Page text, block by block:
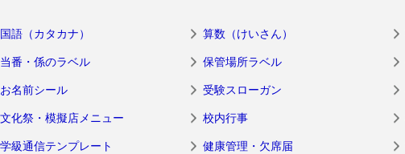
国語（カタカナ） 算数（けいさん）
当番・係のラベル 保管場所ラベル
お名前シール 受験スローガン
文化祭・模擬店メニュー 校内行事
学級通信テンプレート 健康管理・欠席届